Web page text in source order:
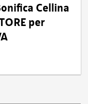
Cellina
per